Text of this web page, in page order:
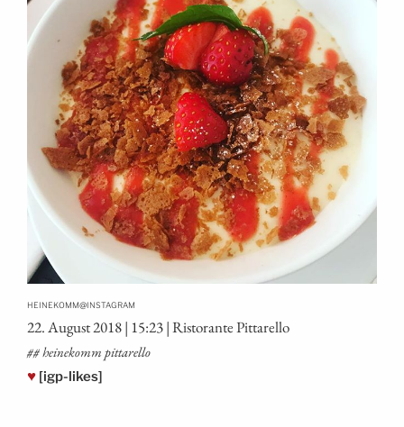
HEINEKOMM@INSTAGRAM
22. August 2018 | 15:23 | Ris­tor­an­te Pittarello
## hei­ne­komm pittarello
♥ [igp-likes]